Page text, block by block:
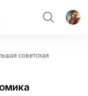
советская